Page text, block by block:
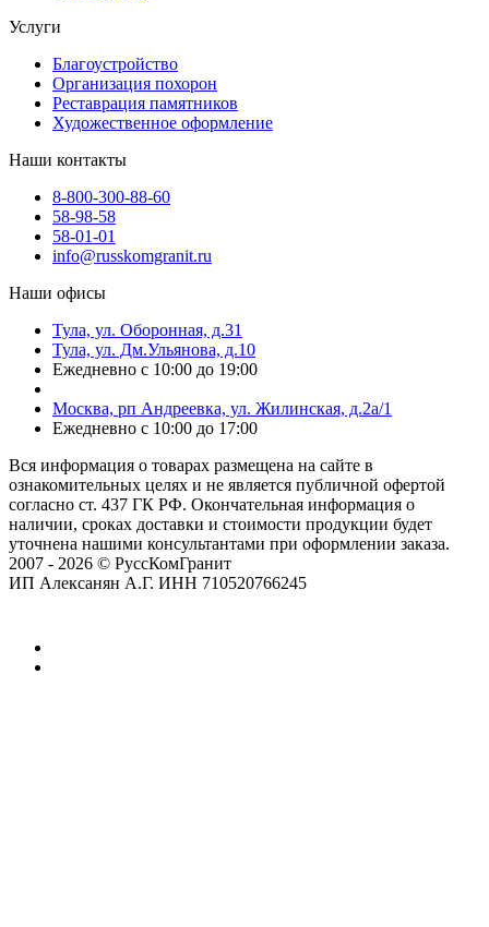
Услуги
Благоустройство
Организация похорон
Реставрация памятников
Художественное оформление
Наши контакты
8-800-300-88-60
58-98-58
58-01-01
info@russkomgranit.ru
Наши офисы
Тула, ул. Оборонная, д.31
Тула, ул. Дм.Ульянова, д.10
Ежедневно с 10:00 до 19:00
Москва, рп Андреевка, ул. Жилинская, д.2а/1
Ежедневно с 10:00 до 17:00
Вся информация о товарах размещена на сайте в
ознакомительных целях и не является публичной офертой
согласно ст. 437 ГК РФ. Окончательная информация о
наличии, сроках доставки и стоимости продукции будет
уточнена нашими консультантами при оформлении заказа.
2007 - 2026 © РуссКомГранит
ИП Алексанян А.Г. ИНН 710520766245